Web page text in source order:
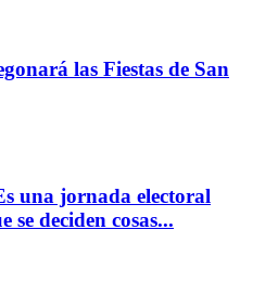
las Fiestas de San
una jornada electoral
deciden cosas...